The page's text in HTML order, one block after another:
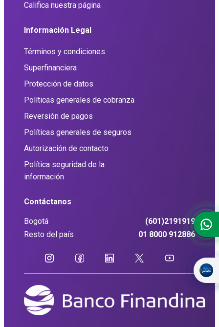
Califica nuestra página
Información Legal
Términos y condiciones
Superfinanciera
Protección de datos
Políticas generales de cobranza
Reversión de pagos
Políticas generales de seguros
Autorización de contacto
Política seguridad de la
información
Contáctanos
Bogotá
(601)2191919
Resto del país
01 8000 912886